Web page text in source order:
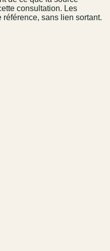
consultation. Les
sans lien sortant.